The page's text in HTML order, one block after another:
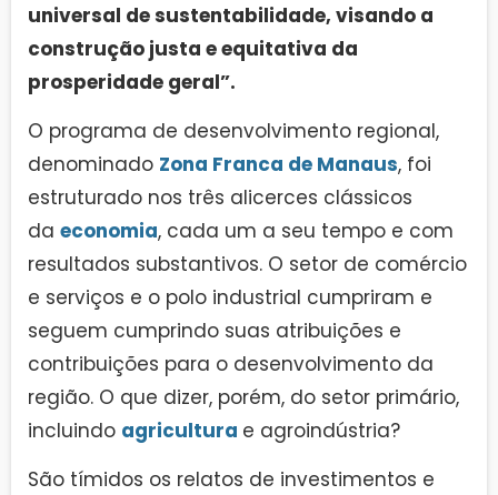
universal de sustentabilidade, visando a
construção justa e equitativa da
prosperidade geral”.
O programa de desenvolvimento regional,
denominado Zona Franca de Manaus, foi
estruturado nos três alicerces clássicos
da economia, cada um a seu tempo e com
resultados substantivos. O setor de comércio
e serviços e o polo industrial cumpriram e
seguem cumprindo suas atribuições e
contribuições para o desenvolvimento da
região. O que dizer, porém, do setor primário,
incluindo agricultura e agroindústria?
São tímidos os relatos de investimentos e